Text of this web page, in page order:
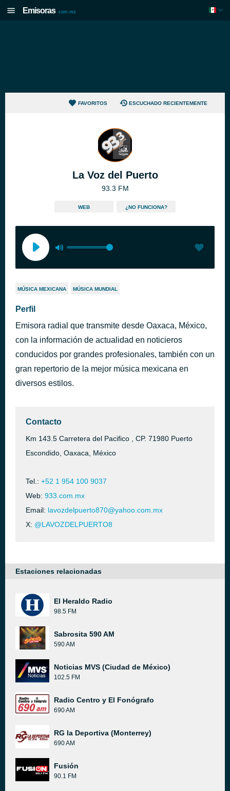
Emisoras .com.mx
FAVORITOS ESCUCHADO RECIENTEMENTE
La Voz del Puerto
93.3 FM
WEB ¿NO FUNCIONA?
MÚSICA MEXICANA MÚSICA MUNDIAL
Perfil
Emisora radial que transmite desde Oaxaca, México,
con la información de actualidad en noticieros
conducidos por grandes profesionales, también con un
gran repertorio de la mejor música mexicana en
diversos estilos.
Contacto
Km 143.5 Carretera del Pacifico , CP. 71980 Puerto
Escondido, Oaxaca, México
Tel.: +52 1 954 100 9037
Web: 933.com.mx
Email: lavozdelpuerto870@yahoo.com.mx
X: @LAVOZDELPUERTO8
Estaciones relacionadas
El Heraldo Radio
98.5 FM
Sabrosita 590 AM
590 AM
Noticias MVS (Ciudad de México)
102.5 FM
Radio Centro y El Fonógrafo
690 AM
RG la Deportiva (Monterrey)
690 AM
Fusión
90.1 FM